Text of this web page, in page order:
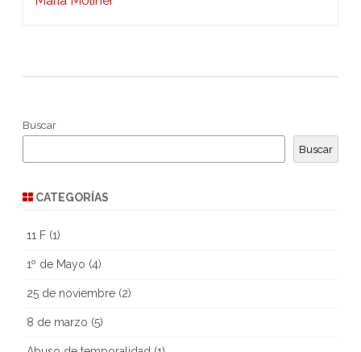
Buscar
Buscar
CATEGORÍAS
11 F (1)
1º de Mayo (4)
25 de noviembre (2)
8 de marzo (5)